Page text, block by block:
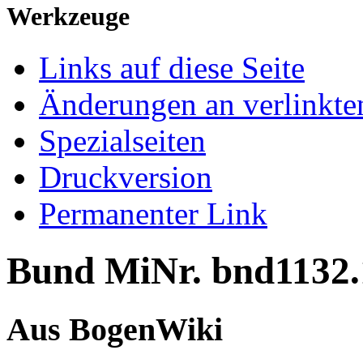
Werkzeuge
Links auf diese Seite
Änderungen an
Spezialseiten
Druckversion
Permanenter Link
Bund MiNr.
Aus BogenWiki